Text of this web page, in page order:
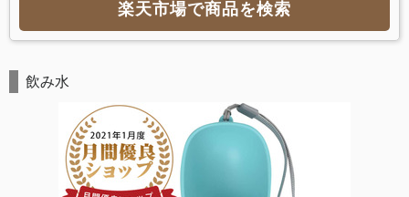
楽天市場で商品を検索
飲み水